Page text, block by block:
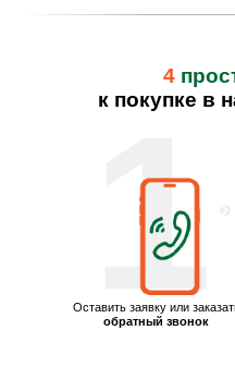
1
Оставить заявку или
обратный звонок
4
к покупке в